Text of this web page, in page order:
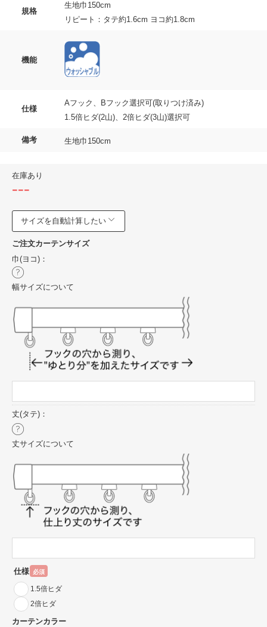
規格
生地巾150cm
リピート：タテ約1.6cm ヨコ約1.8cm
機能
仕様
Aフック、Bフック選択可(取りつけ済み)
1.5倍ヒダ(2山)、2倍ヒダ(3山)選択可
備考 生地巾150cm
在庫あり
---
サイズを自動計算したい
ご注文カーテンサイズ
巾(ヨコ)：
幅サイズについて
丈(タテ)：
丈サイズについて
仕様 必須
1.5倍ヒダ
2倍ヒダ
カーテンカラー